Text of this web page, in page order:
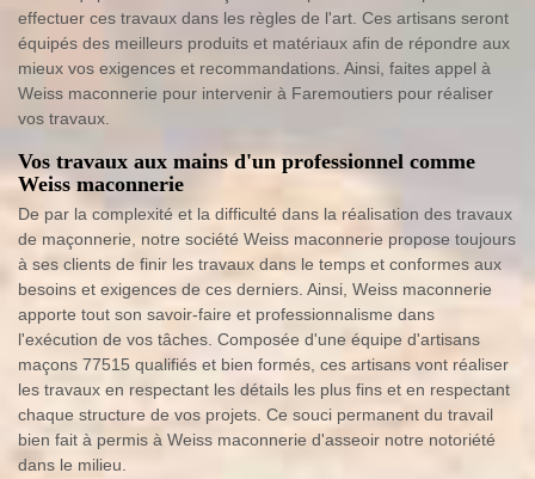
effectuer ces travaux dans les règles de l'art. Ces artisans seront
équipés des meilleurs produits et matériaux afin de répondre aux
mieux vos exigences et recommandations. Ainsi, faites appel à
Weiss maconnerie pour intervenir à Faremoutiers pour réaliser
vos travaux.
Vos travaux aux mains d'un professionnel comme
Weiss maconnerie
De par la complexité et la difficulté dans la réalisation des travaux
de maçonnerie, notre société Weiss maconnerie propose toujours
à ses clients de finir les travaux dans le temps et conformes aux
besoins et exigences de ces derniers. Ainsi, Weiss maconnerie
apporte tout son savoir-faire et professionnalisme dans
l'exécution de vos tâches. Composée d'une équipe d'artisans
maçons 77515 qualifiés et bien formés, ces artisans vont réaliser
les travaux en respectant les détails les plus fins et en respectant
chaque structure de vos projets. Ce souci permanent du travail
bien fait à permis à Weiss maconnerie d'asseoir notre notoriété
dans le milieu.